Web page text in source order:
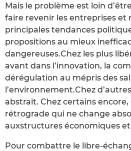
Mais le problème est loin
faire revenir les entreprises et
principales tendances
propositions au mieux
dangereuses.Chez les plus
avant dans l’innovation, la
dérégulation au mépris des
l’environnement.Chez
abstrait. Chez certains encore,
rétrograde qui ne change
auxstructures économiques et
Pour combattre le libre-